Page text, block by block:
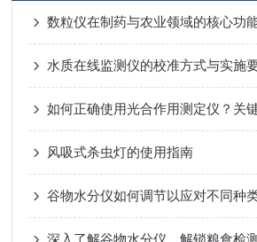
数粒仪在制药与农业领域的核心功
水质在线监测仪的校准方式与实施
如何正确使用光合作用测定仪？关
风吸式杀虫灯的使用指南
谷物水分仪如何调节以应对不同种
深入了解谷物水分仪，解锁粮食检